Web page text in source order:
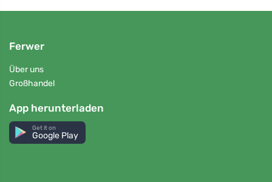
Ferwer
Über uns
Großhandel
App herunterladen
Get it on
Google Play